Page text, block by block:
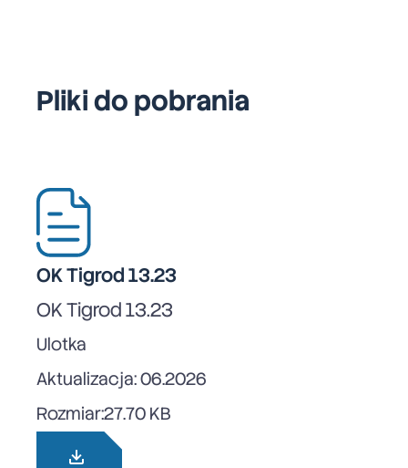
Pliki do pobrania
OK Tigrod 13.23
OK Tigrod 13.23
Ulotka
Aktualizacja: 06.2026
Rozmiar:27.70 KB